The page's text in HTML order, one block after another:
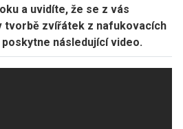
a uvidíte, že se z vás
tvorbě zvířátek z nafukovacích
následující video.